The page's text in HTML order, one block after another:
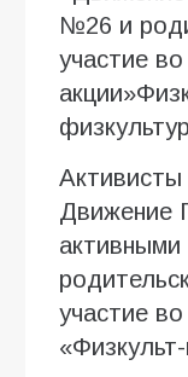
№26 и
участие
Активисты
Движение
активными
участие